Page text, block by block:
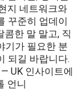
지 네트워크와
꾸준히 업데이
콤한 말 말고, 직
기가 필요한 분
되길 바랍니다.
— UK 인사이트에
언니